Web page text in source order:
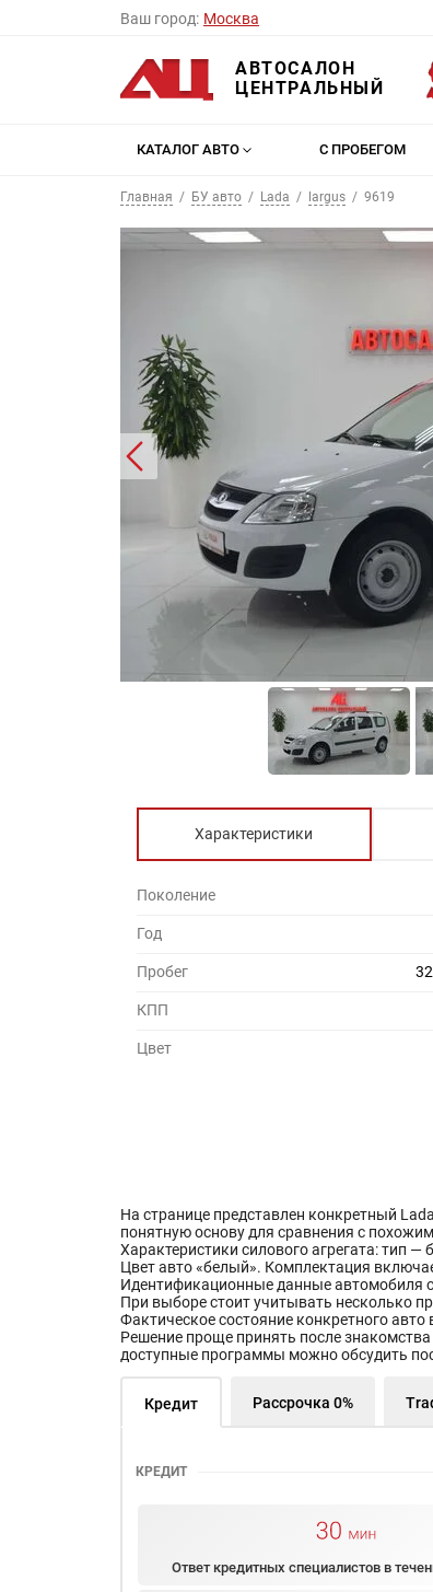
Ваш город: Москва
АВТОСАЛОН
ЦЕНТРАЛЬНЫЙ
КАТАЛОГ АВТО С ПРОБЕГОМ
Главная БУ авто Lada largus 9619
Характеристики
Поколение
Год
Пробег
КПП
Цвет
На странице представлен конкретный
понятную основу для сравнения с
Характеристики силового агрегата: тип
Цвет авто «белый». Комплектация
Идентификационные данные автомобиля
При выборе стоит учитывать несколько
Фактическое состояние конкретного
Решение проще принять после
доступные программы можно обсудить
Кредит Рассрочка 0%
КРЕДИТ
Ответ кредитных специалистов в